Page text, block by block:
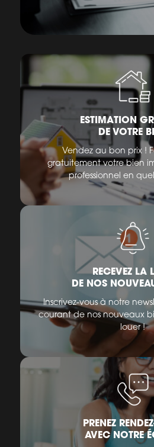
ESTIMATION
DE VOTRE
Vendez au bon prix !
gratuitement votre bien
professionnel en
RECEVEZ LA
DE NOS
Inscrivez-vous à notre
courant de nos nouveaux
louer !
PRENEZ
AVEC NOTRE